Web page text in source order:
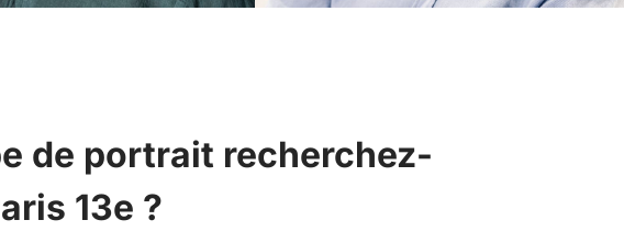
de portrait recherchez-
13e ?